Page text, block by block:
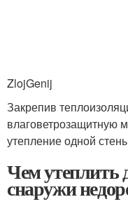
ZlojGenij
Закрепив
влаговетрозащитную
утепление одной
Чем утеплить
снаружи